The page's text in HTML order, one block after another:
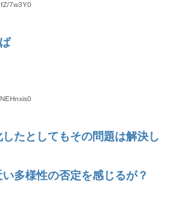
7w3Y0
たとしてもその問題は解決し
多様性の否定を感じるが？